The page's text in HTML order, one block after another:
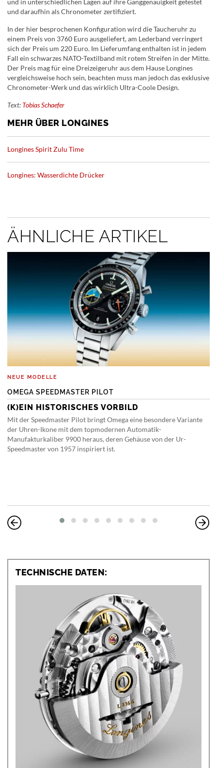
und in unterschiedlichen Lagen auf ihre Ganggenauigkeit getestet
und daraufhin als Chronometer zertifiziert.
In der hier besprochenen Konfiguration wird die Taucheruhr zu
einem Preis von 3760 Euro ausgeliefert, am Lederband verringert
sich der Preis um 220 Euro. Im Lieferumfang enthalten ist in jedem
Fall ein schwarzes NATO-Textilband mit rotem Streifen in der Mitte.
Der Preis mag für eine Dreizeigeruhr aus dem Hause Longines
vergleichsweise hoch sein, beachten muss man jedoch das exklusive
Chronometer-Werk und das wirklich Ultra-Coole Design.
Text: Tobias Schaefer
MEHR ÜBER LONGINES
Longines Spirit Zulu Time
Longines: Wasserdichte Drücker
ÄHNLICHE ARTIKEL
NEUE MODELLE
OMEGA SPEEDMASTER PILOT
(K)EIN HISTORISCHES VORBILD
Mit der Speedmaster Pilot bringt Omega eine besondere Variante
der Uhren-Ikone mit dem topmodernen Automatik-
Manufakturkaliber 9900 heraus, deren Gehäuse von der Ur-
Speedmaster von 1957 inspiriert ist.
TECHNISCHE DATEN: